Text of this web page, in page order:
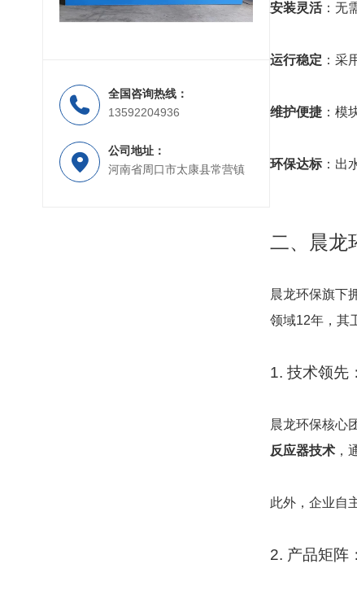
MBR膜一体化污水处理设备
全国咨询热线：
13592204936
公司地址：
河南省周口市太康县常营镇
安装灵活：无
运行稳定 ：采
维护便捷 ：模
环保达标：出
二、晨龙
晨龙环保旗下
领域12年，其
1. 技术领先
晨龙环保核心
反应器技术 ，
此外，企业自
2. 产品矩阵